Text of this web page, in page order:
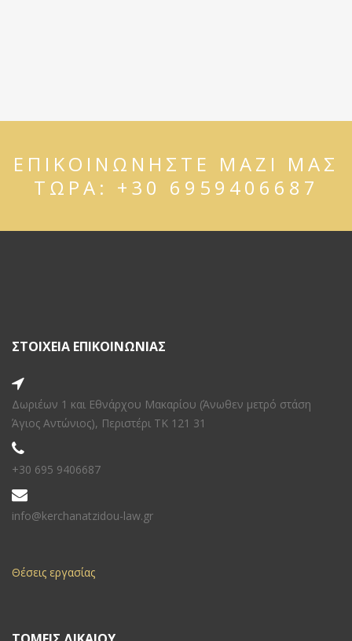
ΕΠΙΚΟΙΝΩΝΗΣΤΕ ΜΑΖΙ ΜΑΣ
ΤΩΡΑ: +30 6959406687
ΣΤΟΙΧΕΙΑ ΕΠΙΚΟΙΝΩΝΙΑΣ
Δωριέων 1 και Εθνάρχου Μακαρίου (Άνωθεν μετρό στάση
Άγιος Αντώνιος), Περιστέρι ΤΚ 121 31
+30 695 9406687
info@kerchanatzidou-law.gr
Θέσεις εργασίας